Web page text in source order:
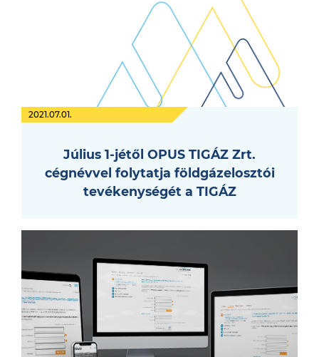
2021.07.01.
Július 1-jétől OPUS TIGÁZ Zrt.
cégnévvel folytatja földgázelosztói
tevékenységét a TIGÁZ